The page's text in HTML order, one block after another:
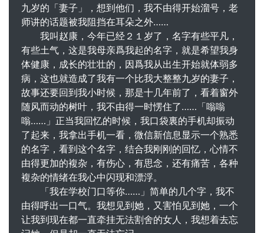
九岁的「妻子」，想到他们，我不由得开始溜号，老
师讲的话题被我阻挡在耳朵之外……
我叫赵康，今年已经２１岁了，名字有些平凡，
有些土气，这是我母亲爲我起的名字，就是希望我身
体健康，成长的壮壮的，因爲我从出生开始就体弱多
病，这也就造成了我有一个比我大整整九岁的妻子，
故事还要回到我小时候，那是十几年前了，看着窗外
随风而动的树叶，我不由得一时愣住了……「嗡嗡
嗡……」正当我回忆的时候，我口袋裏的手机却振动
了起来，我拿出手机一看，微信新信息显示一个熟悉
的名字，看到这个名字，结合我刚刚的回忆，心情不
由得更加的複杂，有伤心，有思念，还有痛苦，各种
複杂的情绪在我心中闪现和漂浮。
「我在学校门口等你……」简单的几个字，我不
由得呼出一口气。我想见到她，又害怕见到她，一个
让我到现在都一直牵挂无法割舍的女人，我想着去忘